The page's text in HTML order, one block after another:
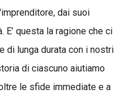
dai suoi
questa la ragione che ci
di lunga durata con i nostri
di ciascuno aiutiamo
le sfide immediate e a